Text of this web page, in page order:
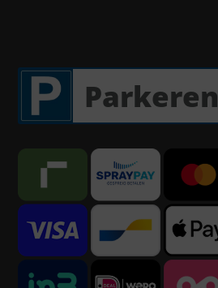
Parkeren